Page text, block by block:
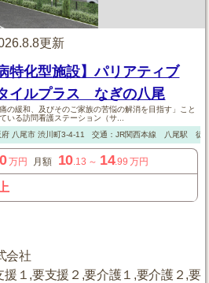
更新
特化型施設】パリアティブ
イルプラス なぎの八尾
の緩和、及びそのご家族の苦悩の解消を目指す」こと
いる訪問看護ステーション（サ...
府 八尾市渋川町3-4-11 交通：JR関西本線 八尾駅 徒
0万円 月額 10.13 ～ 14.99 万円
会社
援１,要支援２,要介護１,要介護２,要